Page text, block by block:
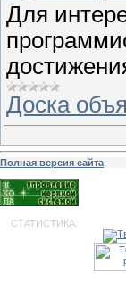
Для
Доска
Полная версия сайта
СТАТИСТИКА: